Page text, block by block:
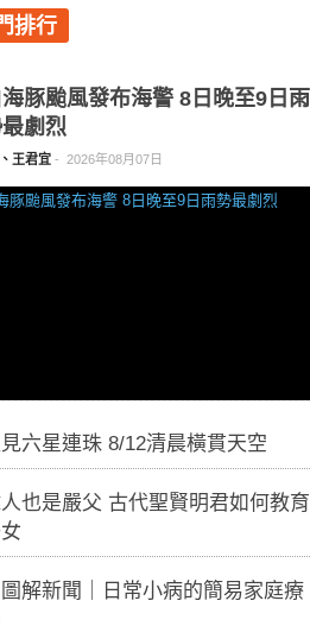
排行
海豚颱風發布海警 8日晚至9日雨
劇烈
王君宜 - 2026年08月07日
六星連珠 8/12清晨橫貫天空
也是嚴父 古代聖賢明君如何教育
圖解新聞｜日常小病的簡易家庭療